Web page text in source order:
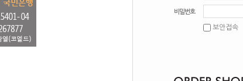
비밀번호
보안접속